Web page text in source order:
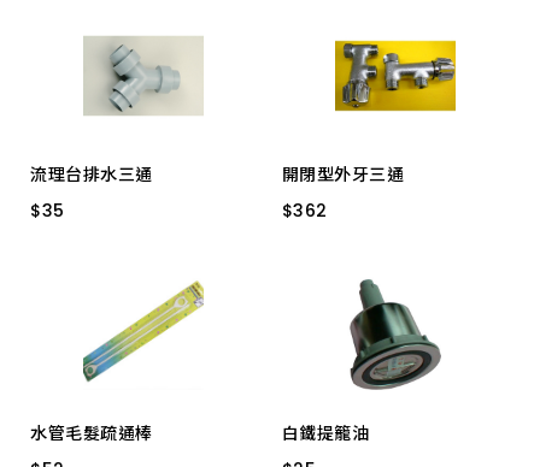
流理台排水三通
$35
$35
開閉型外牙三通
$362
$362
水管毛髮疏通棒
白鐵提籠油